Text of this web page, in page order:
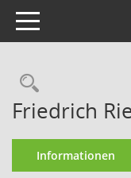
Toggle navigation
Friedrich
Informationen